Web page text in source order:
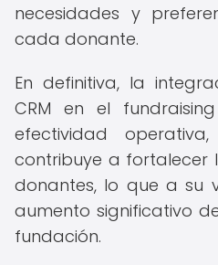
necesidades y
cada donante.
En definitiva, la
CRM en el
efectividad
contribuye a fortalecer
donantes, lo que a su
aumento significativo
fundación.